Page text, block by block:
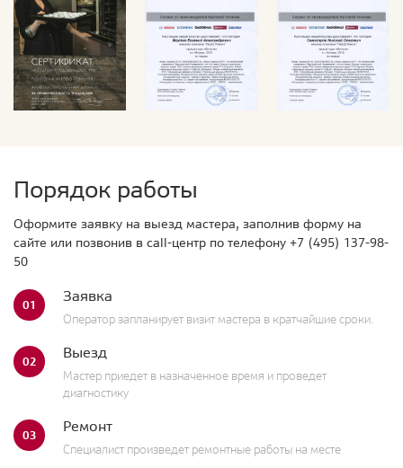
Порядок работы
Оформите заявку на выезд мастера, заполнив форму на
сайте или позвонив в call-центр по телефону +7 (495) 137-98-
50
01 Заявка
Оператор запланирует визит мастера в кратчайшие сроки.
02 Выезд
Мастер приедет в назначенное время и проведет
диагностику
03 Ремонт
Специалист произведет ремонтные работы на месте